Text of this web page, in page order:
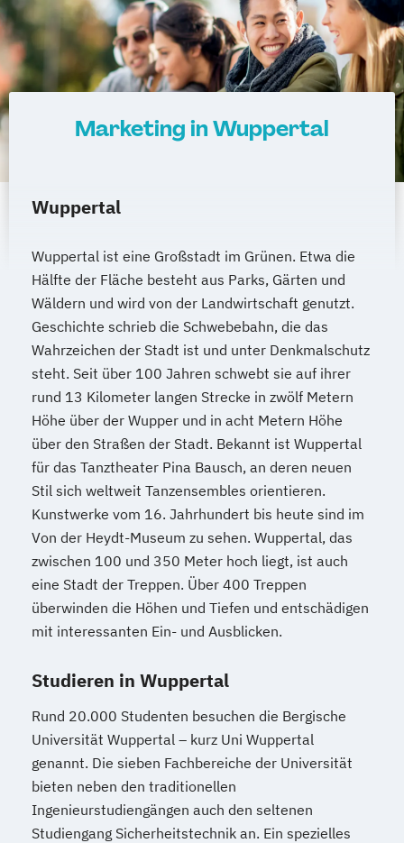
Marketing in Wuppertal
Wuppertal
Wuppertal ist eine Großstadt im Grünen. Etwa die
Hälfte der Fläche besteht aus Parks, Gärten und
Wäldern und wird von der Landwirtschaft genutzt.
Geschichte schrieb die Schwebebahn, die das
Wahrzeichen der Stadt ist und unter Denkmalschutz
steht. Seit über 100 Jahren schwebt sie auf ihrer
rund 13 Kilometer langen Strecke in zwölf Metern
Höhe über der Wupper und in acht Metern Höhe
über den Straßen der Stadt. Bekannt ist Wuppertal
für das Tanztheater Pina Bausch, an deren neuen
Stil sich weltweit Tanzensembles orientieren.
Kunstwerke vom 16. Jahrhundert bis heute sind im
Von der Heydt-Museum zu sehen. Wuppertal, das
zwischen 100 und 350 Meter hoch liegt, ist auch
eine Stadt der Treppen. Über 400 Treppen
überwinden die Höhen und Tiefen und entschädigen
mit interessanten Ein- und Ausblicken.
Studieren in Wuppertal
Rund 20.000 Studenten besuchen die Bergische
Universität Wuppertal – kurz Uni Wuppertal
genannt. Die sieben Fachbereiche der Universität
bieten neben den traditionellen
Ingenieurstudiengängen auch den seltenen
Studiengang Sicherheitstechnik an. Ein spezielles